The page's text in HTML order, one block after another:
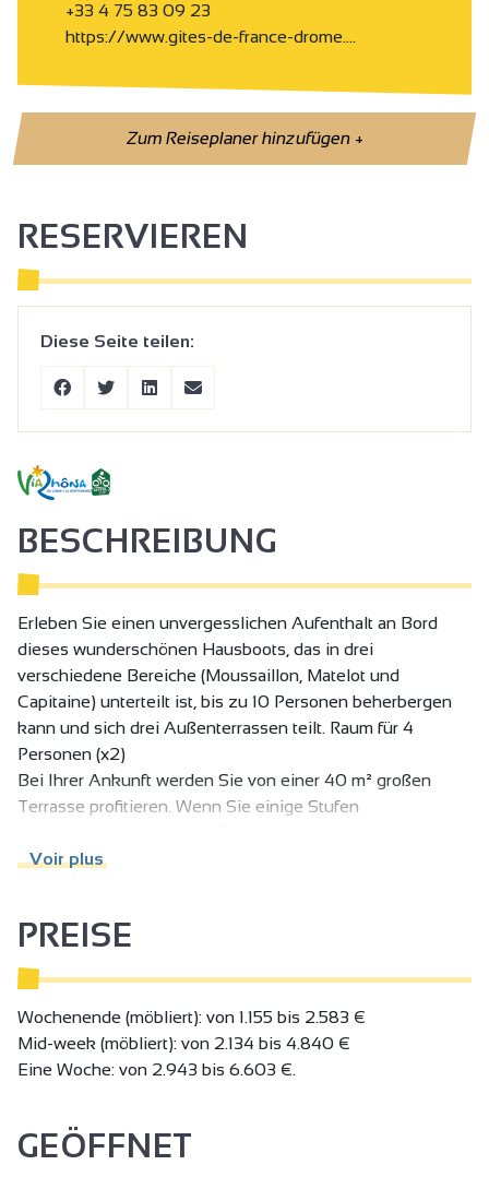
+33 4 75 83 09 23
https://www.gites-de-france-drome.…
Zum Reiseplaner hinzufügen+
RESERVIEREN
Diese Seite teilen:
BESCHREIBUNG
Erleben Sie einen unvergesslichen Aufenthalt an Bord
dieses wunderschönen Hausboots, das in drei
verschiedene Bereiche (Moussaillon, Matelot und
Capitaine) unterteilt ist, bis zu 10 Personen beherbergen
kann und sich drei Außenterrassen teilt. Raum für 4
Personen (x2)
Bei Ihrer Ankunft werden Sie von einer 40 m² großen
Terrasse profitieren. Wenn Sie einige Stufen
Eingängen, die jeweils zu einer Unterkunft für 4 Personen
- eine voll ausgestattete Küche, die zum Wohnzimmer hin
offen ist,
- zwei Schlafzimmer mit Doppelbett (160x200),
- ein Badezimmer mit Dusche und separatem WC
Bereich für 2 Personen
Eine Küche, die auf eine private Terrasse von 30 m² führt,
Voir plus
PREISE
Wochenende (möbliert): von 1.155 bis 2.583 €
Mid-week (möbliert): von 2.134 bis 4.840 €
Eine Woche: von 2.943 bis 6.603 €.
GEÖFFNET